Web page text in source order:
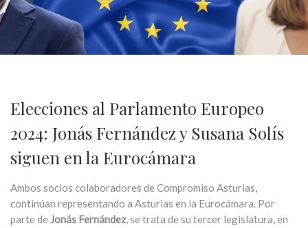
Elecciones al Parlamento Europeo
2024: Jonás Fernández y Susana Solís
siguen en la Eurocámara
Ambos socios colaboradores de Compromiso Asturias,
continúan representando a Asturias en la Eurocámara. Por
parte de Jonás Fernández, se trata de su tercer legislatura, en